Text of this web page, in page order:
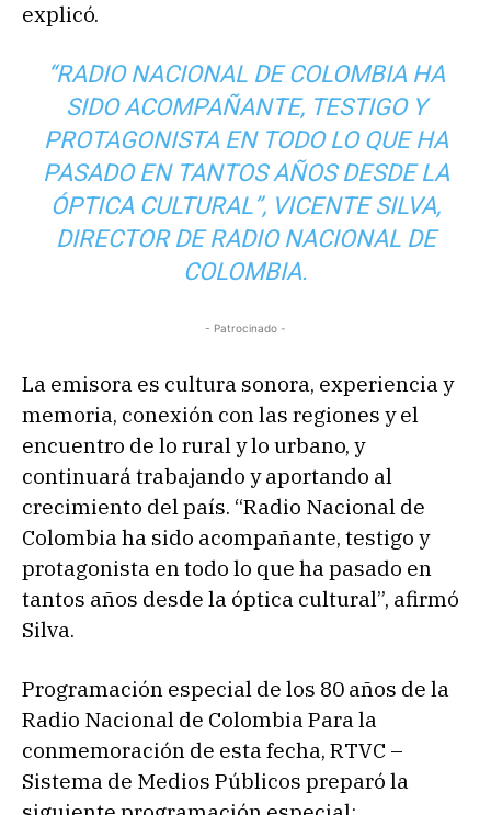
explicó.
“RADIO NACIONAL DE COLOMBIA HA
SIDO ACOMPAÑANTE, TESTIGO Y
PROTAGONISTA EN TODO LO QUE HA
PASADO EN TANTOS AÑOS DESDE LA
ÓPTICA CULTURAL”, VICENTE SILVA,
DIRECTOR DE RADIO NACIONAL DE
COLOMBIA.
- Patrocinado -
La emisora es cultura sonora, experiencia y
memoria, conexión con las regiones y el
encuentro de lo rural y lo urbano, y
continuará trabajando y aportando al
crecimiento del país. “Radio Nacional de
Colombia ha sido acompañante, testigo y
protagonista en todo lo que ha pasado en
tantos años desde la óptica cultural”, afirmó
Silva.
Programación especial de los 80 años de la
Radio Nacional de Colombia Para la
conmemoración de esta fecha, RTVC –
Sistema de Medios Públicos preparó la